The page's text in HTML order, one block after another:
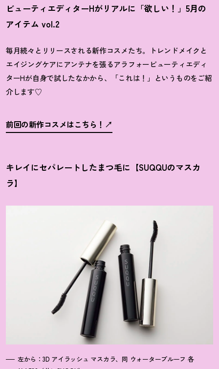
ビューティエディターHがリアルに「欲しい ！ 」5月の
アイテム vol.2
毎月続々とリリースされる新作コスメたち。トレンドメイクと
エイジングケアにアンテナを張るアラフォービューティエディ
ターHが自身で試したなかから、「これは ！ 」というものをご紹
介します♡
前回の新作コスメはこちら ！
キレイにセパレートしたまつ毛に【SUQQUのマスカ
ラ】
左から：3D アイラッシュ マスカラ、同 ウォータープルーフ 各